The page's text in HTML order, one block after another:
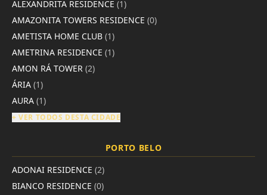
ALEXANDRITA RESIDENCE (1)
AMAZONITA TOWERS RESIDENCE (0)
AMETISTA HOME CLUB (1)
AMETRINA RESIDENCE (1)
AMON RÁ TOWER (2)
ÁRIA (1)
AURA (1)
+ VER TODOS DESTA CIDADE
PORTO BELO
ADONAI RESIDENCE (2)
BIANCO RESIDENCE (0)